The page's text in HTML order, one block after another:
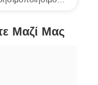
ποιότητας
Μαζί Μας